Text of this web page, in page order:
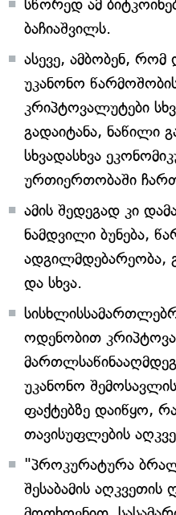
სწორედ ამ
ბაჩიაშვილს.
ასევე, ამბობენ,
უკანონო
კრიპტოვალუტები
გადაიტანა, ნაწილი
სხვადასხვა
ურთიერთობაში
ამის შედეგად კი
ნამდვილი ბუნება,
ადგილმდებარეობა,
და სხვა.
ოდენობით
უკანონო
ფაქტებზე დაიწყო,
თავისუფლების
"პროკურატურა
შესაბამის აღკვეთის